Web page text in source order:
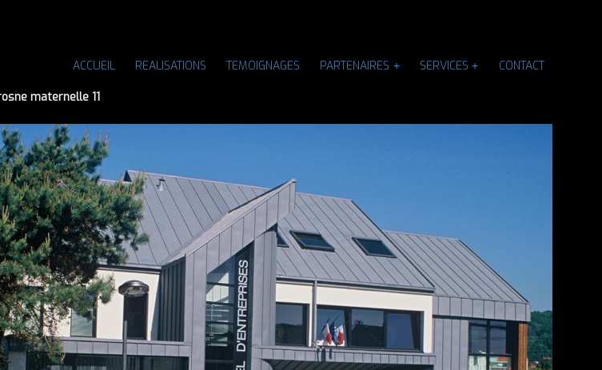
ACCUEIL REALISATIONS TEMOIGNAGES PARTENAIRES SERVICES CONTACT
maternelle 11